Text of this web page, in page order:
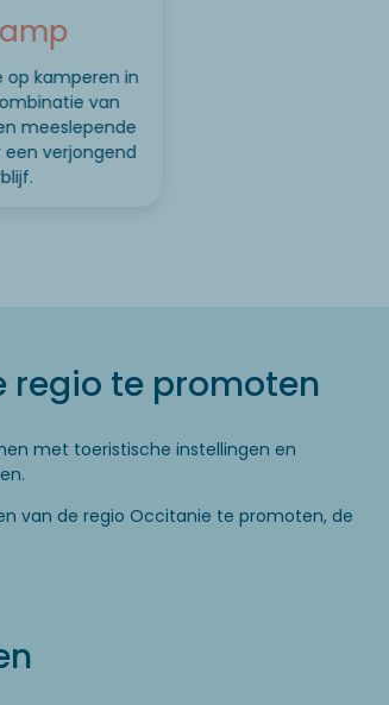
op kamperen in
van
meeslepende
verjongend
regio te promoten
met toeristische instellingen en
van de regio Occitanie te promoten, de